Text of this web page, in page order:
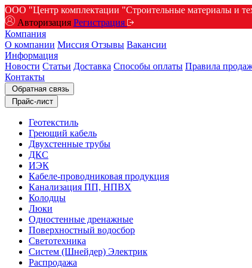
ООО "Центр комплектации "Строительные материалы и
Авторизация Регистрация
Компания
О компании Миссия Отзывы Вакансии
Информация
Новости Статьи Доставка Способы оплаты Правила
Контакты
Обратная связь
Прайс-лист
Геотекстиль
Греющий кабель
Двухстенные трубы
ДКС
ИЭК
Кабеле-проводниковая продукция
Канализация ПП, НПВХ
Колодцы
Люки
Одностенные дренажные
Поверхностный водосбор
Светотехника
Систем (Шнейдер) Электрик
Распродажа